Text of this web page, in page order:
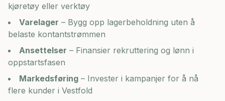
kjøretøy eller verktøy
Varelager – Bygg opp lagerbeholdning uten å
belaste kontantstrømmen
Ansettelser – Finansier rekruttering og lønn i
oppstartsfasen
Markedsføring – Invester i kampanjer for å nå
flere kunder i Vestfold